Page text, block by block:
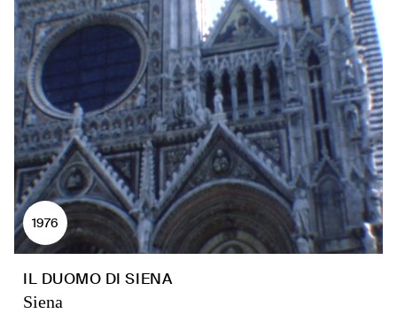
1976
IL DUOMO DI SIENA
Siena